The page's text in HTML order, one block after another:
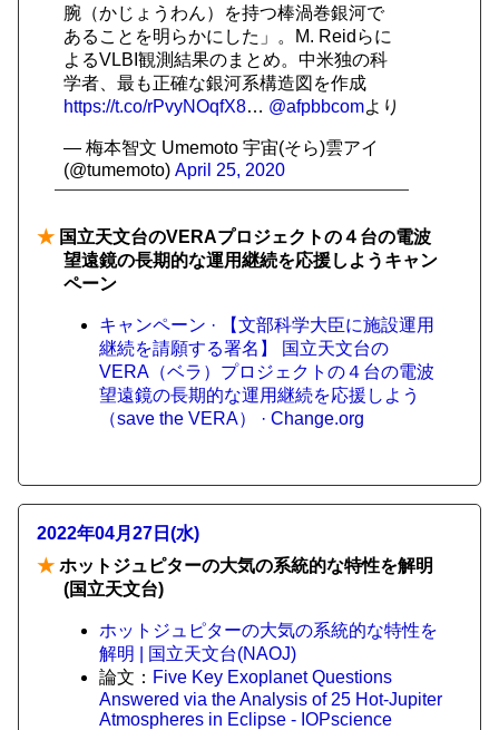
腕（かじょうわん）を持つ棒渦巻銀河で
あることを明らかにした」。M. Reidらに
よるVLBI観測結果のまとめ。中米独の科
学者、最も正確な銀河系構造図を作成
https://t.co/rPvyNOqfX8… @afpbbcomより
— 梅本智文 Umemoto 宇宙(そら)雲アイ
(@tumemoto) April 25, 2020
★ 国立天文台のVERAプロジェクトの４台の電波
望遠鏡の長期的な運用継続を応援しようキャン
ペーン
キャンペーン · 【文部科学大臣に施設運用
継続を請願する署名】 国立天文台の
VERA（ベラ）プロジェクトの４台の電波
望遠鏡の長期的な運用継続を応援しよう
（save the VERA） · Change.org
2022年04月27日(水)
★ ホットジュピターの大気の系統的な特性を解明
(国立天文台)
ホットジュピターの大気の系統的な特性を
解明 | 国立天文台(NAOJ)
論文： Five Key Exoplanet Questions
Answered via the Analysis of 25 Hot-Jupiter
Atmospheres in Eclipse - IOPscience